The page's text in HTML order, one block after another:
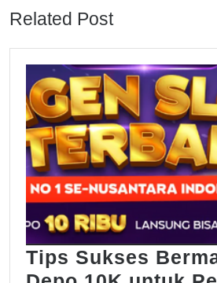
Related Post
Tips Sukses